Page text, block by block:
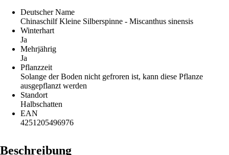
Deutscher Name
Chinaschilf Kleine Silberspinne - Miscanthus sinensis
Winterhart
Ja
Mehrjährig
Ja
Pflanzzeit
Solange der Boden nicht gefroren ist, kann diese Pflanze
ausgepflanzt werden
Standort
Halbschatten
EAN
4251205496976
Beschreibung